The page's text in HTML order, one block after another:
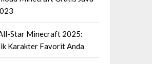
Star Minecraft 2025:
Karakter Favorit Anda